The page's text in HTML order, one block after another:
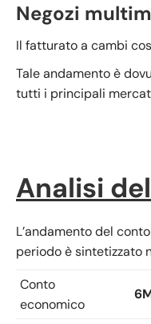
Negozi
Il fatturato a cambi
Tale andamento è
tutti i principali
Analisi
L’andamento del
periodo è sintetizzato
Conto
economico